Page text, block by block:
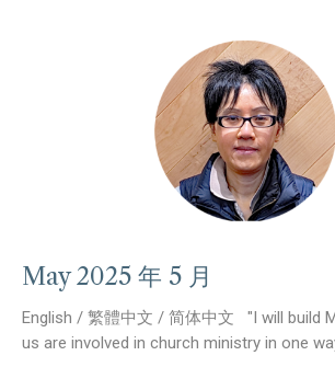
May 2025 年 5 月
English / 繁體中文 / 简体中文 "I will build
us are involved in church ministry in one